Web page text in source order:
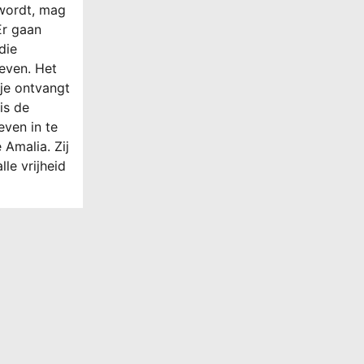
mag
gaan
Het
ontvangt
de
in te
Amalia. Zij
vrijheid